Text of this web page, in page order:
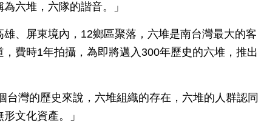
六堆，六隊的諧音。」
、屏東境內，12鄉區聚落，六堆是南台灣最大的客
費時1年拍攝，為即將邁入300年歷史的六堆，推出
台灣的歷史來說，六堆組織的存在，六堆的人群認同
文化資產。」